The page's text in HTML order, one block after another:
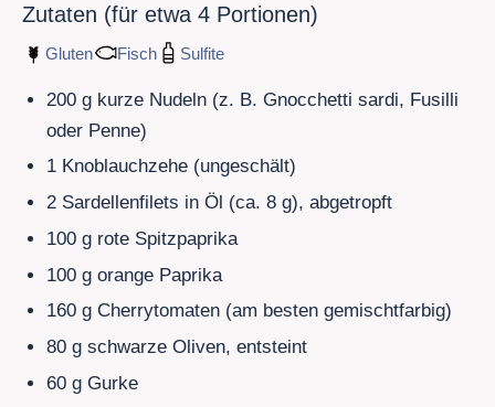
Zutaten (für etwa 4 Portionen)
Gluten Fisch Sulfite
200 g kurze Nudeln (z. B. Gnocchetti sardi, Fusilli
oder Penne)
1 Knoblauchzehe (ungeschält)
2 Sardellenfilets in Öl (ca.8 g), abgetropft
100 g rote Spitzpaprika
100 g orange Paprika
160 g Cherrytomaten (am besten gemischtfarbig)
80 g schwarze Oliven, entsteint
60 g Gurke